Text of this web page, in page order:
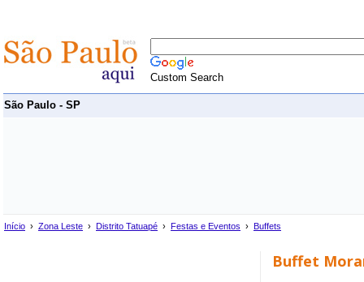
Custom Search
São Paulo - SP
Início › Zona Leste › Distrito Tatuapé › Festas e Eventos › Buffets
Buffet